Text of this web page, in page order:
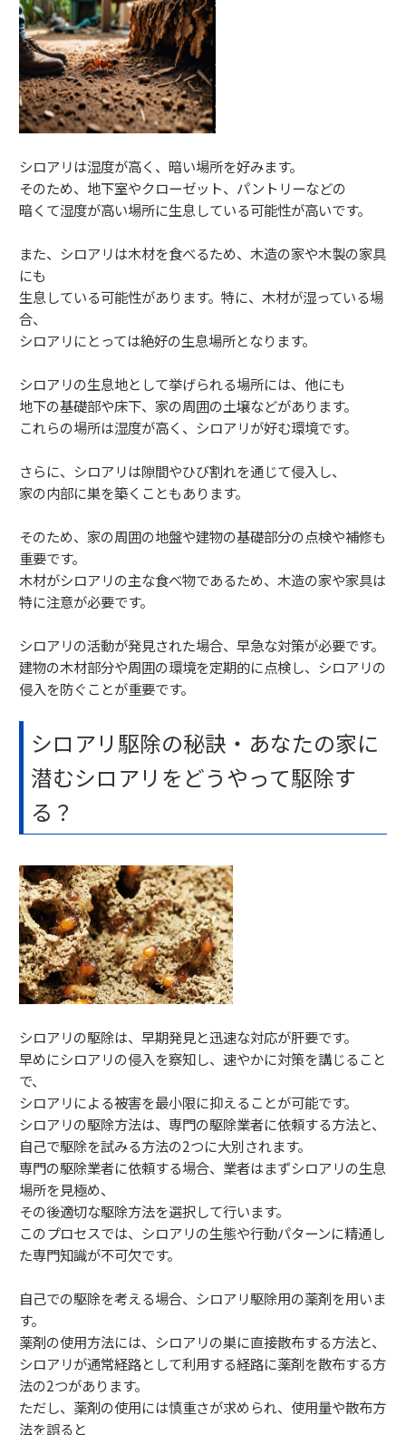
シロアリは湿度が高く、暗い場所を好みます。
そのため、地下室やクローゼット、パントリーなどの
暗くて湿度が高い場所に生息している可能性が高いです。
また、シロアリは木材を食べるため、木造の家や木製の家具
にも
生息している可能性があります。特に、木材が湿っている場
合、
シロアリにとっては絶好の生息場所となります。
シロアリの生息地として挙げられる場所には、他にも
地下の基礎部や床下、家の周囲の土壌などがあります。
これらの場所は湿度が高く、シロアリが好む環境です。
さらに、シロアリは隙間やひび割れを通じて侵入し、
家の内部に巣を築くこともあります。
そのため、家の周囲の地盤や建物の基礎部分の点検や補修も
重要です。
木材がシロアリの主な食べ物であるため、木造の家や家具は
特に注意が必要です。
シロアリの活動が発見された場合、早急な対策が必要です。
建物の木材部分や周囲の環境を定期的に点検し、シロアリの
侵入を防ぐことが重要です。
シロアリ駆除の秘訣・あなたの家に
潜むシロアリをどうやって駆除す
る？
シロアリの駆除は、早期発見と迅速な対応が肝要です。
早めにシロアリの侵入を察知し、速やかに対策を講じること
で、
シロアリによる被害を最小限に抑えることが可能です。
シロアリの駆除方法は、専門の駆除業者に依頼する方法と、
自己で駆除を試みる方法の2つに大別されます。
専門の駆除業者に依頼する場合、業者はまずシロアリの生息
場所を見極め、
その後適切な駆除方法を選択して行います。
このプロセスでは、シロアリの生態や行動パターンに精通し
た専門知識が不可欠です。
自己での駆除を考える場合、シロアリ駆除用の薬剤を用いま
す。
薬剤の使用方法には、シロアリの巣に直接散布する方法と、
シロアリが通常経路として利用する経路に薬剤を散布する方
法の2つがあります。
ただし、薬剤の使用には慎重さが求められ、使用量や散布方
法を誤ると